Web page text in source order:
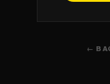
←